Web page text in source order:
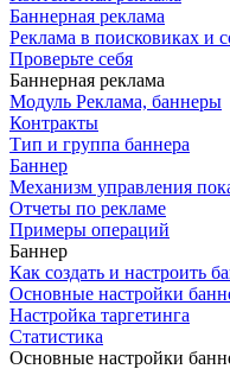
Баннерная реклама
Реклама в поисковиках и
Проверьте себя
Баннерная реклама
Модуль Реклама, баннеры
Контракты
Тип и группа баннера
Баннер
Механизм управления
Отчеты по рекламе
Примеры операций
Баннер
Как создать и настроить
Основные настройки
Настройка таргетинга
Статистика
Основные настройки